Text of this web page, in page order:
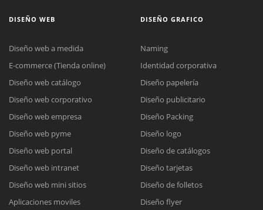
DISEÑO WEB
Diseño web a medida
E-commerce (Tienda online)
Diseño web catálogo
Diseño web corporativo
Diseño web empresa
Diseño web pyme
Diseño web portal
Diseño web intranet
Diseño web mini sitios
Aplicaciones moviles
DISEÑO GRAFICO
Naming
Identidad corporativa
Diseño papelería
Diseño publicitario
Diseño Packing
Diseño logo
Diseño de catálogos
Diseño tarjetas
Diseño de folletos
Diseño flyer